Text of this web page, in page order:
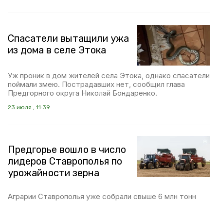
Спасатели вытащили ужа
из дома в селе Этока
Уж проник в дом жителей села Этока, однако спасатели
поймали змею. Пострадавших нет, сообщил глава
Предгорного округа Николай Бондаренко.
23 июля , 11:39
Предгорье вошло в число
лидеров Ставрополья по
урожайности зерна
Аграрии Ставрополья уже собрали свыше 6 млн тонн